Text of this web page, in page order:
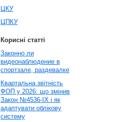
ЦКУ
ЦПКУ
Корисні статті
Законно ли
видеонаблюдение в
спортзале, раздевалке
Квартальна звітність
ФОП у 2026: що змінив
Закон №4536-IX і як
адаптувати облікову
систему